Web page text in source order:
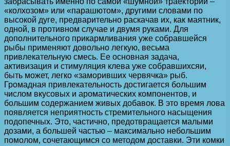
«колхозом» или «парашютом», другими словами по
высокой дуге, предварительно раскачав их, как маятник,
одной, в противном случае и двумя руками. Для
дополнительного прикармливания уже собравшейся
рыбы применяют довольно легкую, весьма
привлекательную смесь. Ее основная задача,
активизация и стимуляция клева уже собравшихсяи,
быть может, легко «заморивших червячка» рыб.
Громадная привлекательность достигается большим
числом вкусовых и ароматических компонентов, и
большим содержанием живых добавок. В это время лова
появляется неприятность стремительного насыщения
подопечных. Это, частично, предотвращается малыми
дозами, а большей частью – максимально небольшим
помолом, сочетающимся со методом доставки. Эти комки